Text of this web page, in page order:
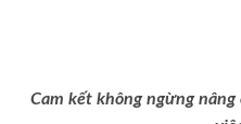
Cam kết không ngừng